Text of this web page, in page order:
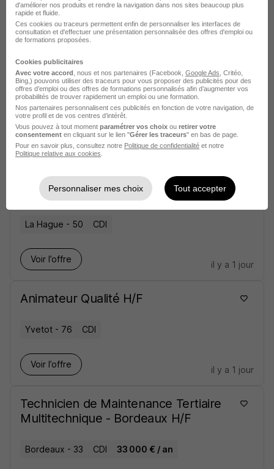
492,22 - 1 823,03 € / mois
Concepteur Electrique Projet H/F
Lorient - 56 CDI
Voir l’offre
Technicien Radiologue Cnd H/F
La Hague - 50 CDI
Voir l’offre
il y a 1 jour
Animateur Qualité H/F
Yvetot - 76 CDI
Voir l’offre
il y a 1 jour
Technicien de Maintenance Tertiaire
Multitechnique - Bordeaux H/F
Bordeaux - 33 CDI 33 000 € / an
d'améliorer nos produits et rendre la navigation dans nos sites beaucoup plus
rapide et fluide.
Ces cookies ou traceurs permettent enfin de personnaliser les interfaces de
consultation et d'effectuer une présentation personnalisée des offres d'emploi ou
de formations proposées.
Cookies publicitaires
Avec votre accord , nous et nos partenaires (Facebook, Google Ads , Critéo,
Bing,) pouvons utiliser des traceurs pour vous proposer des publicités pour des
offres d’emploi ou des offres de formations personnalisés afin d’augmenter vos
probabilités de trouver rapidement un emploi ou une formation.
Nos partenaires personnalisent ces publicités en fonction de votre navigation, de
votre profil et de vos centres d’intérêt.
Vous pouvez à tout moment paramétrer vos choix ou retirer votre
consentement en cliquant sur le lien "Gérer les traceurs" en bas de page.
Pour en savoir plus, consultez notre Politique de confidentialité et notre
Politique relative aux cookies
Personnaliser mes choix Tout accepter